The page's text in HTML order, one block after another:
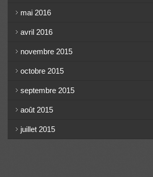
mai 2016
avril 2016
novembre 2015
octobre 2015
septembre 2015
août 2015
juillet 2015